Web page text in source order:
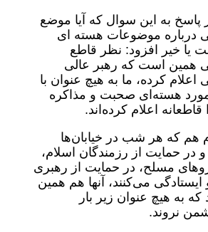
پاسخ به این سوال که آیا موضع
درباره موضوعات هسته ای
یا خیر افزود: نظر قاطع
همین است که رهبر عالی
کرده، ما به هیچ عنوان با
مورد هسته‌ای صحبت و مذاکره
اعلام کرده‌اند.
هم که هر شب در خیابان‌ها
حمایت از رزمندگان اسلام،
مسلح، در حمایت از رهبری
می‌کنند، آنها هم همین
که به هیچ عنوان زیر بار
نروند.